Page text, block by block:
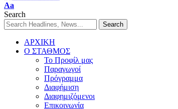
Aa
Search
ΑΡΧΙΚΗ
Ο ΣΤΑΘΜΟΣ
Το Προφίλ μας
Παραγωγοί
Πρόγραμμα
Διαφήμιση
Διαφημιζόμενοι
Επικοινωνία